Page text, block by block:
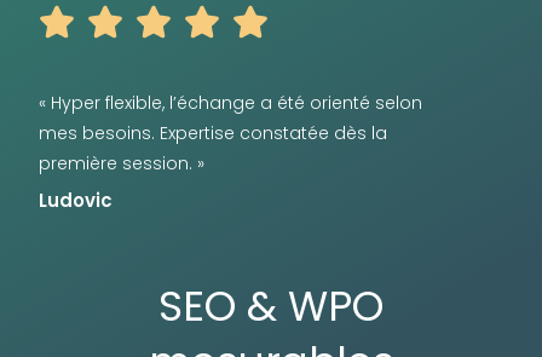
« Hyper flexible, l’échange a été orienté selon
mes besoins. Expertise constatée dès la
première session. »
Ludovic
SEO & WPO